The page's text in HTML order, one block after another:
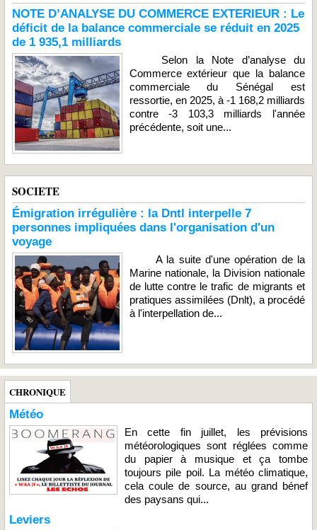
NOTE D’ANALYSE DU COMMERCE EXTERIEUR : Le
déficit de la balance commerciale se réduit en 2025
de 1 935,1 milliards
Selon la Note d’analyse du
Commerce extérieur que la balance
commerciale du Sénégal est
ressortie, en 2025, à -1 168,2 milliards
contre -3 103,3 milliards l'année
précédente, soit une...
SOCIETE
Émigration irrégulière : la Dntl interpelle 7
personnes impliquées dans l'organisation d'un
voyage
A la suite d'une opération de la
Marine nationale, la Division nationale
de lutte contre le trafic de migrants et
pratiques assimilées (Dnlt), a procédé
à l'interpellation de...
CHRONIQUE
Météo
En cette fin juillet, les prévisions
météorologiques sont réglées comme
du papier à musique et ça tombe
toujours pile poil. La météo climatique,
cela coule de source, au grand bénef
des paysans qui...
Leviers